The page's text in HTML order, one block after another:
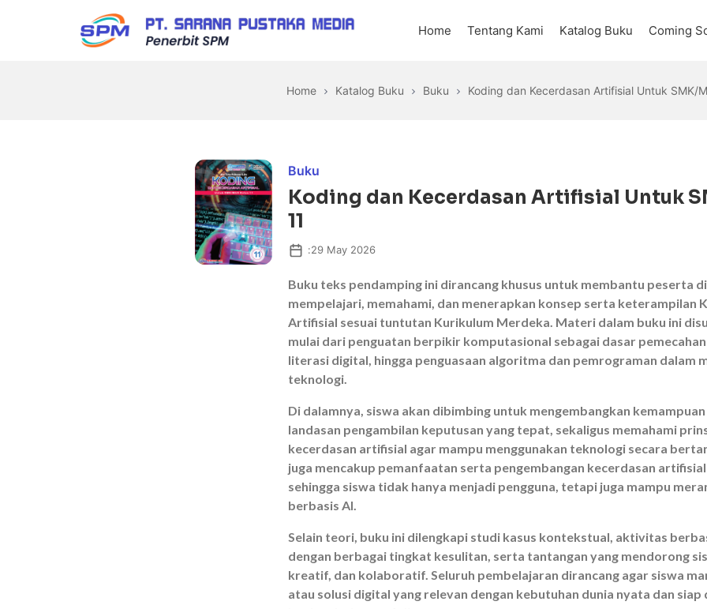
Home Tentang Kami Katalog Buku Coming
Home Katalog Buku Buku Koding dan Kecerdasan Artifisial Untuk SMK/
Buku
Koding dan Kecerdasan Artifisial Untuk
11
:29 May 2026
Buku teks pendamping ini dirancang khusus untuk membantu peserta
mempelajari, memahami, dan menerapkan konsep serta keterampilan
Artifisial sesuai tuntutan Kurikulum Merdeka. Materi dalam buku ini
mulai dari penguatan berpikir komputasional sebagai dasar
literasi digital, hingga penguasaan algoritma dan pemrograman dalam
teknologi.
Di dalamnya, siswa akan dibimbing untuk mengembangkan
landasan pengambilan keputusan yang tepat, sekaligus memahami
kecerdasan artifisial agar mampu menggunakan teknologi secara
juga mencakup pemanfaatan serta pengembangan kecerdasan
sehingga siswa tidak hanya menjadi pengguna, tetapi juga mampu
berbasis AI.
Selain teori, buku ini dilengkapi studi kasus kontekstual, aktivitas
dengan berbagai tingkat kesulitan, serta tantangan yang mendorong
kreatif, dan kolaboratif. Seluruh pembelajaran dirancang agar siswa
atau solusi digital yang relevan dengan kebutuhan dunia nyata dan